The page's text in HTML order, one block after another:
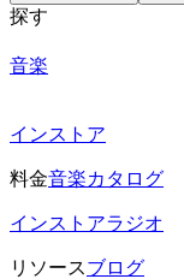
探す
音楽
インストア
料金音楽カタログ
インストアラジオ
リソースブログ